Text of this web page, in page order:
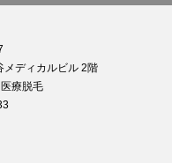
メディカルビル 2階
療脱毛